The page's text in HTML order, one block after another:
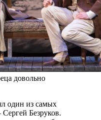
довольно
один из самых
Безруков.